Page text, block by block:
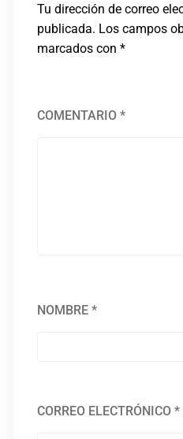
Tu dirección de correo
publicada. Los campos
marcados con*
COMENTARIO*
NOMBRE*
CORREO ELECTRÓNICO*